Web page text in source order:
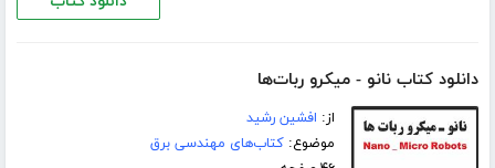
دانلود کتاب نانو - میکرو ربات‌ها
از: افشین رشید
موضوع:کتاب‌های مهندسی برق